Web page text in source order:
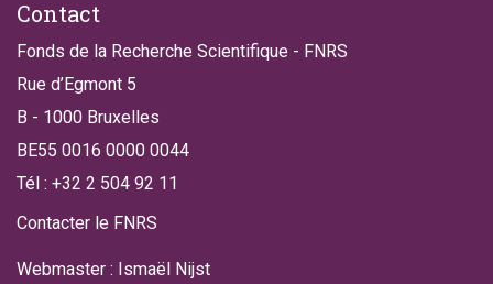
Contact
Fonds de la Recherche Scientifique - FNRS
Rue d’Egmont 5
B - 1000 Bruxelles
BE55 0016 0000 0044
Tél : +32 2 504 92 11
Contacter le FNRS
Webmaster : Ismaël Nijst